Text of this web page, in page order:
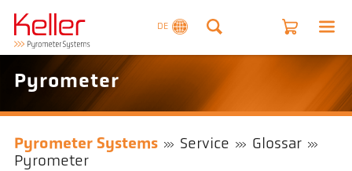
DE
Pyrometer
Pyrometer Systems Service
Glossar
Pyrometer